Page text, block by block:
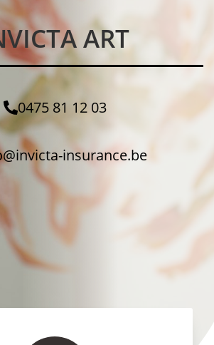
ART
0475 81 12 03
insurance.be